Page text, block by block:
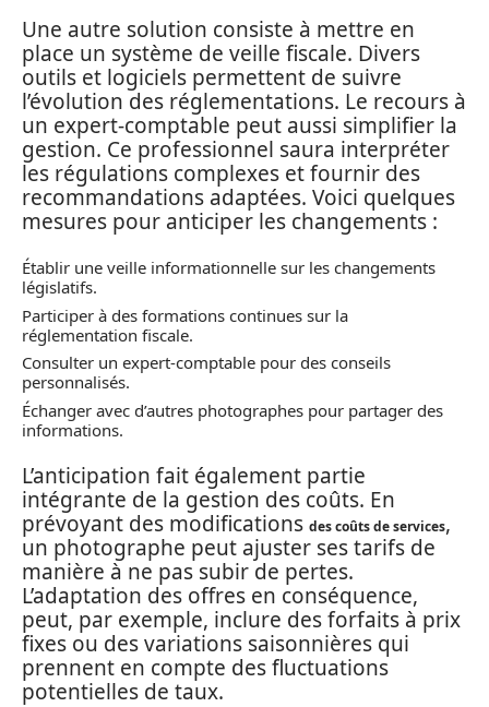
Une autre solution consiste à mettre en
place un système de veille fiscale. Divers
outils et logiciels permettent de suivre
l’évolution des réglementations. Le recours à
un expert-comptable peut aussi simplifier la
gestion. Ce professionnel saura interpréter
les régulations complexes et fournir des
recommandations adaptées. Voici quelques
mesures pour anticiper les changements :
Établir une veille informationnelle sur les changements
législatifs.
Participer à des formations continues sur la
réglementation fiscale.
Consulter un expert-comptable pour des conseils
personnalisés.
Échanger avec d’autres photographes pour partager des
informations.
L’anticipation fait également partie
intégrante de la gestion des coûts. En
prévoyant des modifications des coûts de services,
un photographe peut ajuster ses tarifs de
manière à ne pas subir de pertes.
L’adaptation des offres en conséquence,
peut, par exemple, inclure des forfaits à prix
fixes ou des variations saisonnières qui
prennent en compte des fluctuations
potentielles de taux.